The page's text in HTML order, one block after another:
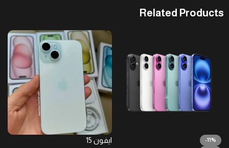
Related Products
-11%
ايفون 15